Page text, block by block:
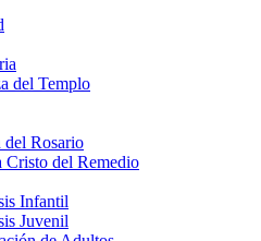
del Templo
del Rosario
Cristo del Remedio
Infantil
Juvenil